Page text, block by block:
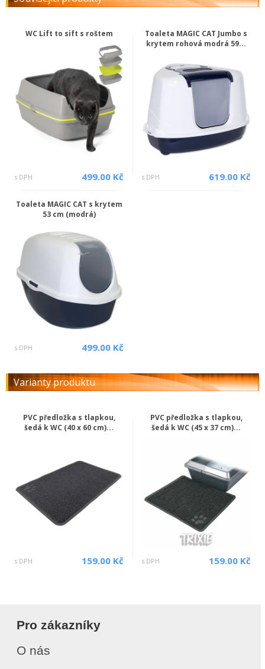
WC Lift to sift s roštem
s DPH 499.00 Kč
Toaleta MAGIC CAT Jumbo s
krytem rohová modrá 59...
s DPH 619.00 Kč
Toaleta MAGIC CAT s krytem
53 cm (modrá)
s DPH 499.00 Kč
Varianty produktu
PVC předložka s tlapkou,
šedá k WC (40 x 60 cm)...
s DPH 159.00 Kč
PVC předložka s tlapkou,
šedá k WC (45 x 37 cm)...
s DPH 159.00 Kč
Pro zákazníky
O nás